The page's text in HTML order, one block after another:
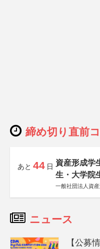
締め切り直前
あと 44 日 資産形成学
生・大学院
一般社団法人資
ニュース
【公募